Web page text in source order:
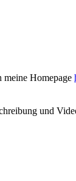
meine Homepage
und